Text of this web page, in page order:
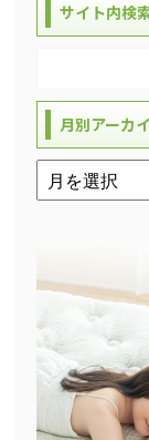
サイト内検
月別アーカ